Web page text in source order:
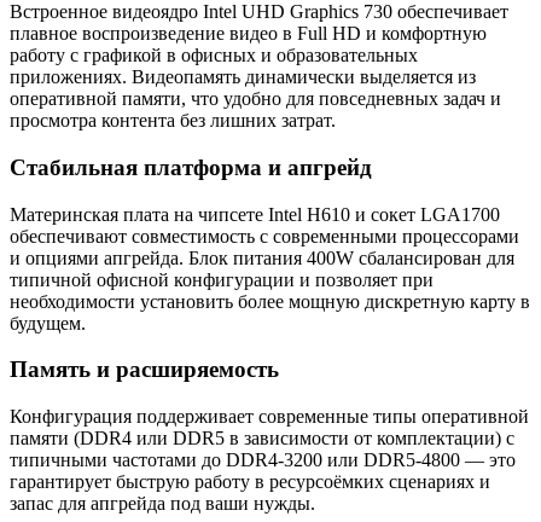
Встроенное видеоядро Intel UHD Graphics 730 обеспечивает
плавное воспроизведение видео в Full HD и комфортную
работу с графикой в офисных и образовательных
приложениях. Видеопамять динамически выделяется из
оперативной памяти, что удобно для повседневных задач и
просмотра контента без лишних затрат.
Стабильная платформа и апгрейд
Материнская плата на чипсете Intel H610 и сокет LGA1700
обеспечивают совместимость с современными процессорами
и опциями апгрейда. Блок питания 400W сбалансирован для
типичной офисной конфигурации и позволяет при
необходимости установить более мощную дискретную карту в
будущем.
Память и расширяемость
Конфигурация поддерживает современные типы оперативной
памяти (DDR4 или DDR5 в зависимости от комплектации) с
типичными частотами до DDR4-3200 или DDR5-4800 — это
гарантирует быструю работу в ресурсоёмких сценариях и
запас для апгрейда под ваши нужды.